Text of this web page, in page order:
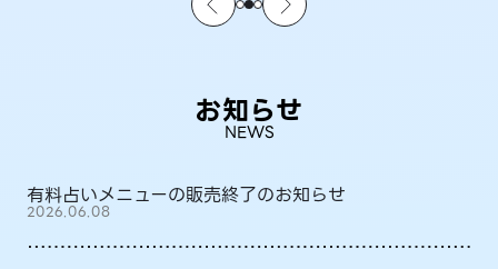
お知らせ
NEWS
有料占いメニューの販売終了のお知らせ
2026.06.08